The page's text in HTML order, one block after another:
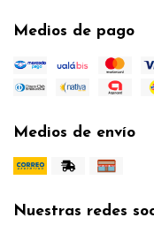
Medios de pago
Medios de envío
Nuestras redes